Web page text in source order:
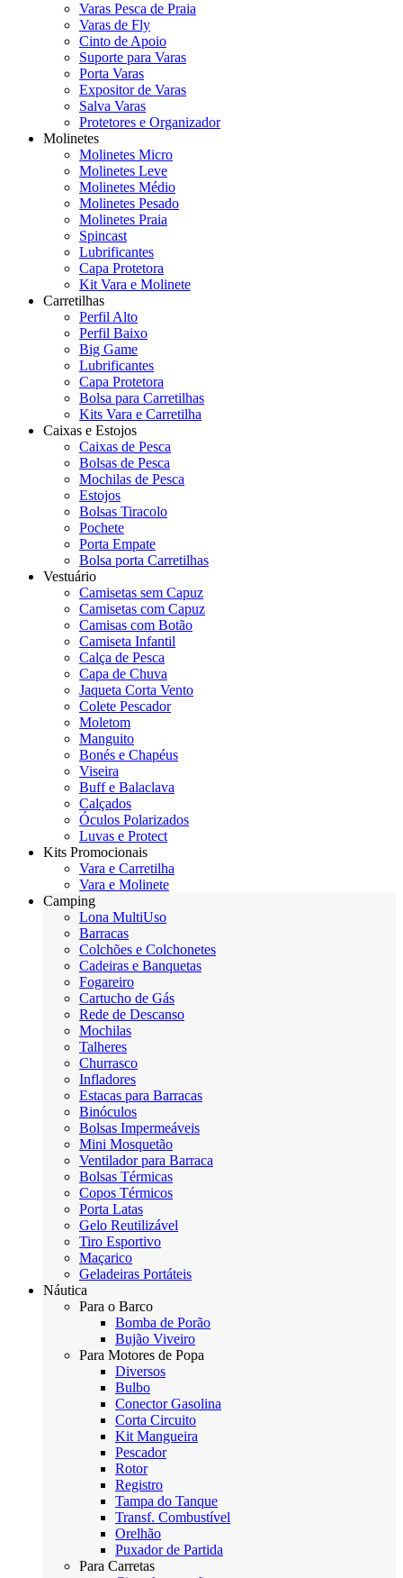
Varas Pesca de Praia
Varas de Fly
Cinto de Apoio
Suporte para Varas
Porta Varas
Expositor de Varas
Salva Varas
Protetores e Organizador
Molinetes
Molinetes Micro
Molinetes Leve
Molinetes Médio
Molinetes Pesado
Molinetes Praia
Spincast
Lubrificantes
Capa Protetora
Kit Vara e Molinete
Carretilhas
Perfil Alto
Perfil Baixo
Big Game
Lubrificantes
Capa Protetora
Bolsa para Carretilhas
Kits Vara e Carretilha
Caixas e Estojos
Caixas de Pesca
Bolsas de Pesca
Mochilas de Pesca
Estojos
Bolsas Tiracolo
Pochete
Porta Empate
Bolsa porta Carretilhas
Vestuário
Camisetas sem Capuz
Camisetas com Capuz
Camisas com Botão
Camiseta Infantil
Calça de Pesca
Capa de Chuva
Jaqueta Corta Vento
Colete Pescador
Moletom
Manguito
Bonés e Chapéus
Viseira
Buff e Balaclava
Calçados
Óculos Polarizados
Luvas e Protect
Kits Promocionais
Vara e Carretilha
Vara e Molinete
Camping
Lona MultiUso
Barracas
Colchões e Colchonetes
Cadeiras e Banquetas
Fogareiro
Cartucho de Gás
Rede de Descanso
Mochilas
Talheres
Churrasco
Infladores
Estacas para Barracas
Binóculos
Bolsas Impermeáveis
Mini Mosquetão
Ventilador para Barraca
Bolsas Térmicas
Copos Térmicos
Porta Latas
Gelo Reutilizável
Tiro Esportivo
Maçarico
Geladeiras Portáteis
Náutica
Para o Barco
Bomba de Porão
Bujão Viveiro
Para Motores de Popa
Diversos
Bulbo
Conector Gasolina
Corta Circuito
Kit Mangueira
Pescador
Rotor
Registro
Tampa do Tanque
Transf. Combustível
Orelhão
Puxador de Partida
Para Carretas